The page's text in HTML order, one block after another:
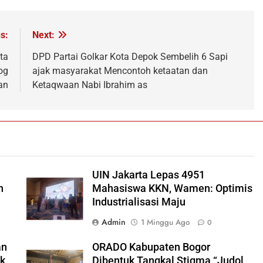
Next:
DPD Partai Golkar Kota Depok Sembelih 6 Sapi
ajak masyarakat Mencontoh ketaatan dan
Ketaqwaan Nabi Ibrahim as
UIN Jakarta Lepas 4951
Mahasiswa KKN, Wamen: Optimis
Industrialisasi Maju
Admin
1 Minggu Ago 0
ORADO Kabupaten Bogor